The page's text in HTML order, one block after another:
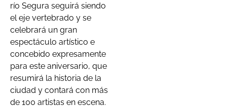
río Segura seguirá siendo
el eje vertebrado y se
celebrará un gran
espectáculo artístico e
concebido expresamente
para este aniversario, que
resumirá la historia de la
ciudad y contará con más
de 100 artistas en escena.